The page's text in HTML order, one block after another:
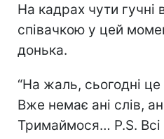
На кадрах чути гучні
співачкою у цей
донька.
“На жаль, сьогодні це
Вже немає ані слів,
Тримаймося… P.S. Всі